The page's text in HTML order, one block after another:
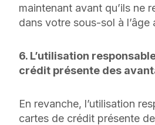
maintenant avant qu’ils ne
dans votre sous-sol à l’âge
6. L’utilisation
crédit présente des
En revanche, l’utilisation
cartes de crédit présente